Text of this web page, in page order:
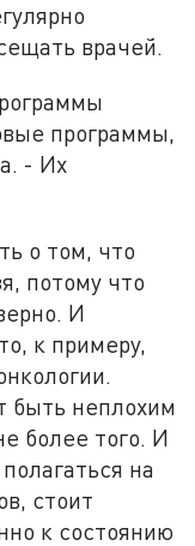
врачей.
программы,
- Их
о том, что
потому что
И
к примеру,
быть неплохим
более того. И
на
стоит
к состоянию